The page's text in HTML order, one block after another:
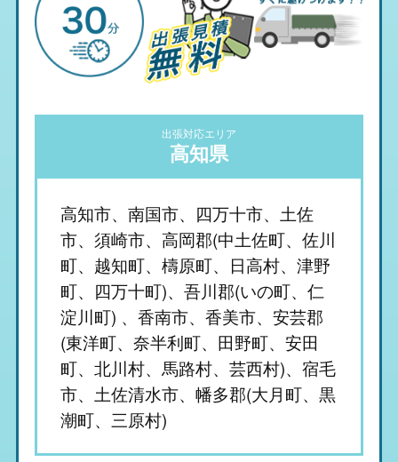
出張対応エリア
高知県
高知市、南国市、四万十市、土佐
市、須崎市、高岡郡(中土佐町、佐川
町、越知町、檮原町、日高村、津野
町、四万十町)、吾川郡(いの町、仁
淀川町) 、香南市、香美市、安芸郡
(東洋町、奈半利町、田野町、安田
町、北川村、馬路村、芸西村)、宿毛
市、土佐清水市、幡多郡(大月町、黒
潮町、三原村)